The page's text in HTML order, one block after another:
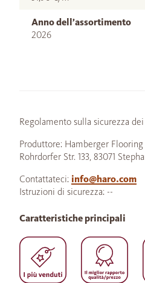
Anno dell’assortimento
2026
Regolamento sulla sicurezza
Produttore: Hamberger
Rohrdorfer Str. 133, 83071
Contattateci: info@haro.com
Istruzioni di sicurezza: --
Caratteristiche principali